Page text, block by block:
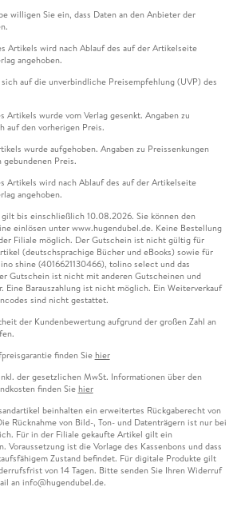
willigen Sie ein, dass Daten an den Anbieter der
Artikels wird nach Ablauf des auf der Artikelseite
angehoben.
auf die unverbindliche Preisempfehlung (UVP) des
Artikels wurde vom Verlag gesenkt. Angaben zu
auf den vorherigen Preis.
wurde aufgehoben. Angaben zu Preissenkungen
Preis.
Artikels wird nach Ablauf des auf der Artikelseite
angehoben.
gilt bis einschließlich 10.08.2026. Sie können den
einlösen unter www.hugendubel.de. Keine Bestellung
Filiale möglich. Der Gutschein ist nicht gültig für
(deutschsprachige Bücher und eBooks) sowie für
shine (4016621130466), tolino select und das
Gutschein ist nicht mit anderen Gutscheinen und
Eine Barauszahlung ist nicht möglich. Ein Weiterverkauf
sind nicht gestattet.
der Kundenbewertung aufgrund der großen Zahl an
finden Sie hier
der gesetzlichen MwSt. Informationen über den
finden Sie hier
beinhalten ein erweitertes Rückgaberecht von
Rücknahme von Bild-, Ton- und Datenträgern ist nur bei
Für in der Filiale gekaufte Artikel gilt ein
Voraussetzung ist die Vorlage des Kassenbons und dass
Zustand befindet. Für digitale Produkte gilt
von 14 Tagen. Bitte senden Sie Ihren Widerruf
an info@hugendubel.de.